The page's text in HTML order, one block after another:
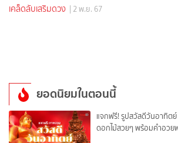
เคล็ดลับเสริมดวง | 2 พ.ย. 67
ยอดนิยมในตอนนี้
แจกฟรี! รูปสวัสดีวันอาทิตย์
ดอกไม้สวยๆ พร้อมคำอวย